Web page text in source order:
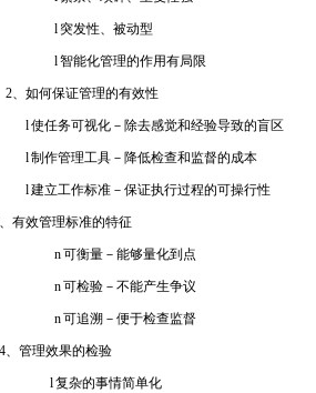
l 突发性、被动型
l智能化管理的作用有局限
2、如何保证管理的有效性
l使任务可视化－除去感觉和经验导致的盲区
l制作管理工具－降低检查和监督的成本
l建立工作标准－保证执行过程的可操行性
有效管理标准的特征
n可衡量－能够量化到点
n可检验－不能产生争议
n可追溯－便于检查监督
4、管理效果的检验
l复杂的事情简单化